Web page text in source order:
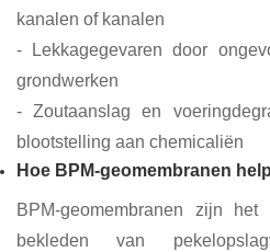
kanalen of kanalen
- Lekkagegevaren door
grondwerken
- Zoutaanslag en
blootstelling aan chemicaliën
Hoe BPM-geomembranen
BPM-geomembranen zijn
bekleden van